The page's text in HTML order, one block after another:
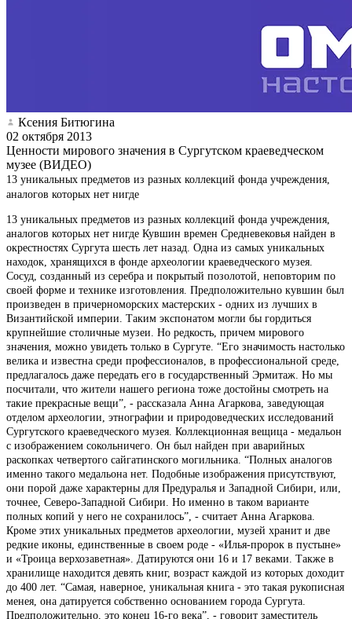
Ксения Битюгина
02 октября 2013
Ценности мирового значения в Сургутском краеведческом
музее (ВИДЕО)
13 уникальных предметов из разных коллекций фонда учреждения,
аналогов которых нет нигде
13 уникальных предметов из разных коллекций фонда учреждения,
аналогов которых нет нигде Кувшин времен Средневековья найден в
окрестностях Сургута шесть лет назад. Одна из самых уникальных
находок, хранящихся в фонде археологии краеведческого музея.
Сосуд, созданный из серебра и покрытый позолотой, неповторим по
своей форме и технике изготовления. Предположительно кувшин был
произведен в причерноморских мастерских - одних из лучших в
Византийской империи. Таким экспонатом могли бы гордиться
крупнейшие столичные музеи. Но редкость, причем мирового
значения, можно увидеть только в Сургуте. “Его значимость настолько
велика и известна среди профессионалов, в профессиональной среде,
предлагалось даже передать его в государственный Эрмитаж. Но мы
посчитали, что жители нашего региона тоже достойны смотреть на
такие прекрасные вещи”, - рассказала Анна Агаркова, заведующая
отделом археологии, этнографии и природоведческих исследований
Сургутского краеведческого музея. Коллекционная вещица - медальон
с изображением сокольничего. Он был найден при аварийных
раскопках четвертого сайгатинского могильника. “Полных аналогов
именно такого медальона нет. Подобные изображения присутствуют,
они порой даже характерны для Предуралья и Западной Сибири, или,
точнее, Северо-Западной Сибири. Но именно в таком варианте
полных копий у него не сохранилось”, - считает Анна Агаркова.
Кроме этих уникальных предметов археологии, музей хранит и две
редкие иконы, единственные в своем роде - «Илья-пророк в пустыне»
и «Троица верхозаветная». Датируются они 16 и 17 веками. Также в
хранилище находится девять книг, возраст каждой из которых доходит
до 400 лет. “Самая, наверное, уникальная книга - это такая рукописная
менея, она датируется собственно основанием города Сургута.
Предположительно, это конец 16-го века”, - говорит заместитель